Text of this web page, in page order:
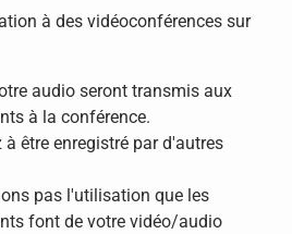
à des vidéoconférences sur
audio seront transmis aux
à la conférence.
être enregistré par d'autres
pas l'utilisation que les
font de votre vidéo/audio